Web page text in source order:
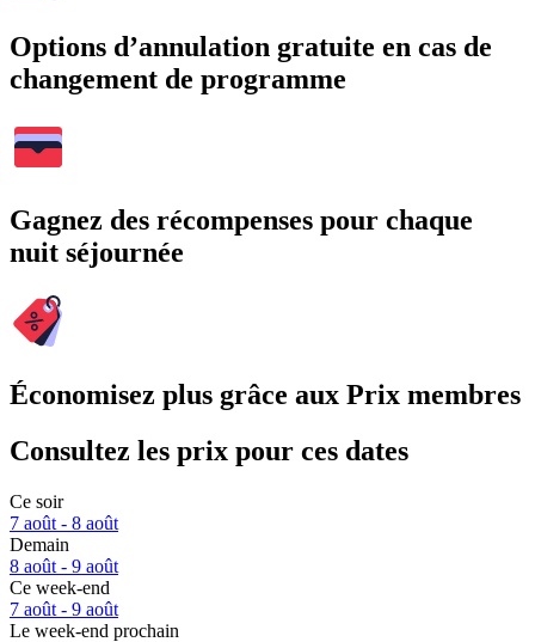
Options d’annulation gratuite en cas de
changement de programme
Gagnez des récompenses pour chaque
nuit séjournée
Économisez plus grâce aux Prix membres
Consultez les prix pour ces dates
Ce soir
7 août - 8 août
Demain
8 août - 9 août
Ce week-end
7 août - 9 août
Le week-end prochain